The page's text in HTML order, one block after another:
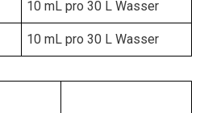
10 mL pro 30 L Wasser
10 mL pro 30 L Wasser